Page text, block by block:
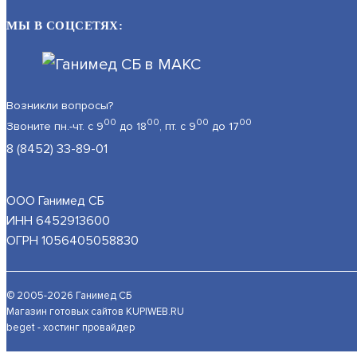
Подробнее об обработке персональных данных вы
МЫ В СОЦСЕТЯХ:
Возникли вопросы?
Звоните пн.-чт. с 900 до 1800, пт. с 900 до 1700
8 (8452) 33-89-01
ООО Ганимед СБ
ИНН 6452913600
ОГРН 1056405058830
© 2005-2026 Ганимед СБ
Магазин готовых сайтов KUPIWEB.RU
beget - хостинг провайдер